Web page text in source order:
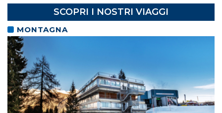
SCOPRI I NOSTRI VIAGGI
MONTAGNA